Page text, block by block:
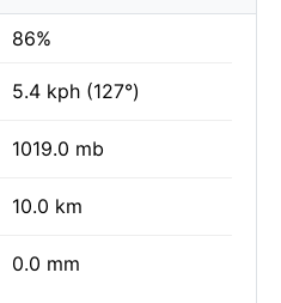
86%
5.4 kph (127°)
1019.0 mb
10.0 km
0.0 mm